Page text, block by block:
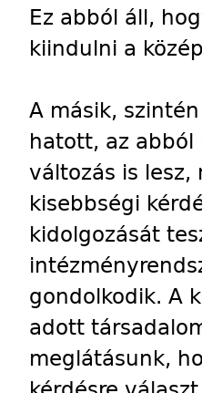
Ez abból áll,
kiindulni a
A másik,
hatott, az abból
változás is lesz,
kisebbségi
kidolgozását
gondolkodik. A
adott
meglátásunk,